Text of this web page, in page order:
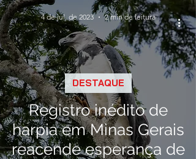
Registro inédito de
harpia em Minas Gerais
reacende esperança de
DESTAQUE
4 de jul. de 2023 2 min de leitura